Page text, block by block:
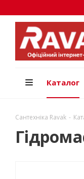
Каталог
Сантехніка Ravak -